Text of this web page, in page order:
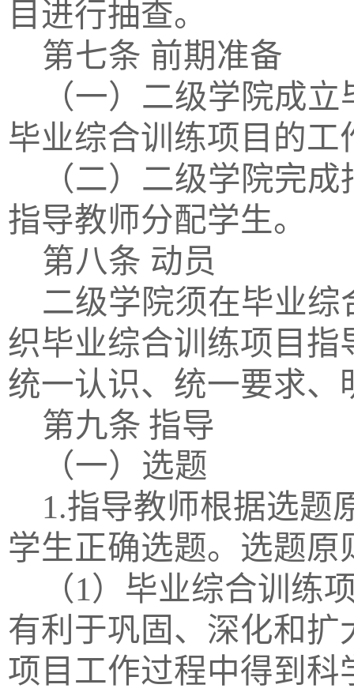
目进行抽查。
第七条 前期准备
（一）二级学院成
毕业综合训练项目的
（二）二级学院完
指导教师分配学生。
第八条 动员
二级学院须在毕业
织毕业综合训练项目
统一认识、统一要求、
第九条 指导
（一）选题
1.指导教师根据选题
学生正确选题。选题原
（1）毕业综合训练
有利于巩固、深化和
项目工作过程中得到